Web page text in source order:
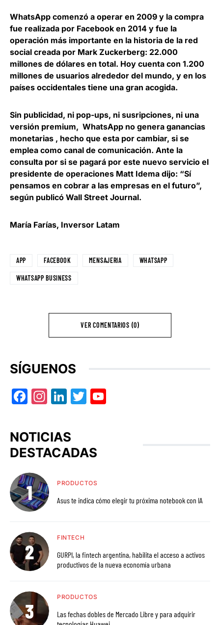
WhatsApp comenzó a operar en 2009 y la compra
fue realizada por Facebook en 2014 y fue la
operación más importante en la historia de la red
social creada por Mark Zuckerberg: 22.000
millones de dólares en total. Hoy cuenta con 1.200
millones de usuarios alrededor del mundo, y en los
países occidentales tiene una gran acogida.
Sin publicidad, ni pop-ups, ni susripciones, ni una
versión premium, WhatsApp no genera ganancias
monetarias , hecho que esta por cambiar, si se
emplea como canal de comunicación. Ante la
consulta por si se pagará por este nuevo servicio el
presidente de operaciones Matt Idema dijo: “Sí
pensamos en cobrar a las empresas en el futuro”,
según publicó Wall Street Journal.
María Farías, Inversor Latam
APP FACEBOOK MENSAJERIA WHATSAPP
WHATSAPP BUSINESS
VER COMENTARIOS (0)
SÍGUENOS
Facebook
Instagram
LinkedIn
Twitter
NOTICIAS
DESTACADAS
PRODUCTOS
Asus te indica cómo elegir tu próxima notebook con IA
FINTECH
GURPI, la fintech argentina, habilita el acceso a activos
productivos de la nueva economía urbana
PRODUCTOS
Las fechas dobles de Mercado Libre y para adquirir